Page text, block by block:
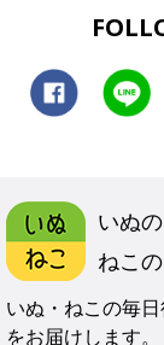
いぬ
ねこ
いぬ・ねこの毎
をお届けします。